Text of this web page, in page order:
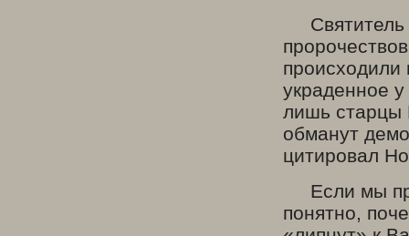
Святитель
происходили
украденное
лишь старцы
обманут
цитировал
Если мы
понятно,